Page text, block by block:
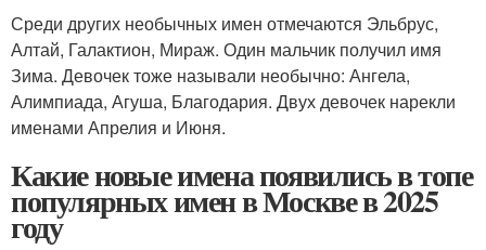
Среди других необычных имен отмечаются Эльбрус,
Алтай, Галактион, Мираж. Один мальчик получил имя
Зима. Девочек тоже называли необычно: Ангела,
Алимпиада, Агуша, Благодария. Двух девочек нарекли
именами Апрелия и Июня.
Какие новые имена появились в топе
популярных имен в Москве в 2025
году